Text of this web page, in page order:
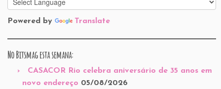
Powered by Translate
No Bitsmag esta semana:
CASACOR Rio celebra aniversário de 35 anos em
novo endereço 05/08/2026